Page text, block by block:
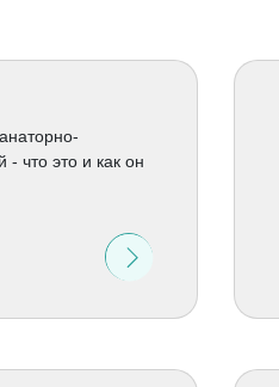
- что это и как он